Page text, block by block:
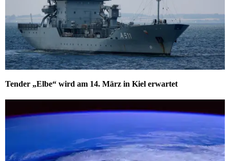
Tender „Elbe“ wird am 14. März in Kiel erwartet